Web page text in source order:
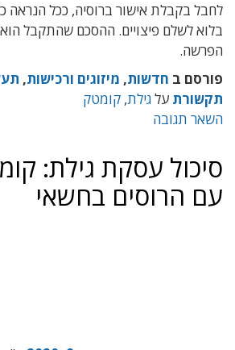
לחבל בקבלת אישור ברוסיה, ככל הנראה
בלוא לשלם פיצויים. ההסכם שהתקבל
הפרשה.
פורסם ב חדשות, מיזוגים ורכישות,
תקשורת עלגילת, קומטק
השאר תגובה
סיכול עסקת גילת:
עם הרוסים בחשאי